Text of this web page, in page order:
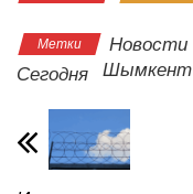
s
A
p
p
e
b
o
o
k
er
Метки Новости
Сегодня
Шымкент